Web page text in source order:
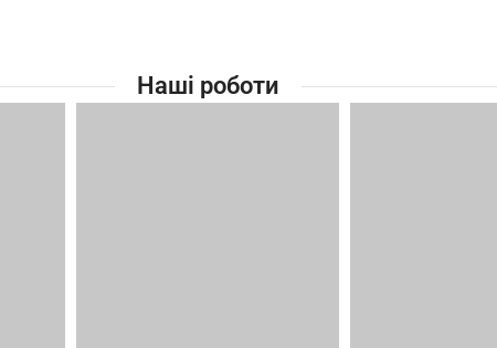
Наші роботи